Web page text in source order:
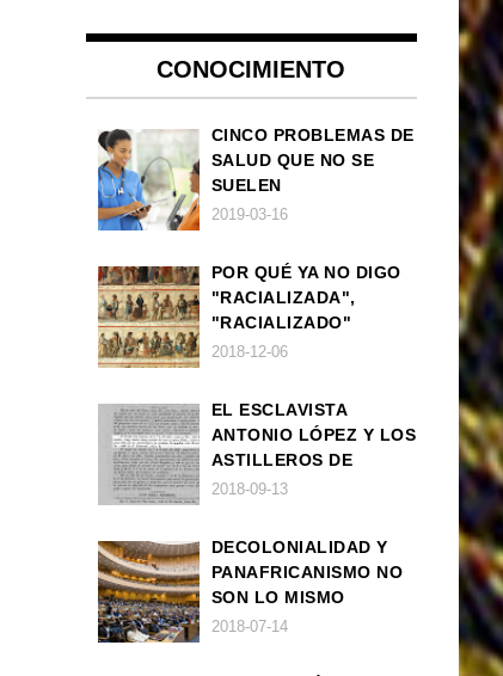
CONOCIMIENTO
CINCO PROBLEMAS DE
SALUD QUE NO SE
SUELEN
DIAGNOSTICAR BIEN
2019-03-16
POR QUÉ YA NO DIGO
"RACIALIZADA",
"RACIALIZADO"
2018-12-06
EL ESCLAVISTA
ANTONIO LÓPEZ Y LOS
ASTILLEROS DE
NAVANTIA
2018-09-13
DECOLONIALIDAD Y
PANAFRICANISMO NO
SON LO MISMO
2018-07-14